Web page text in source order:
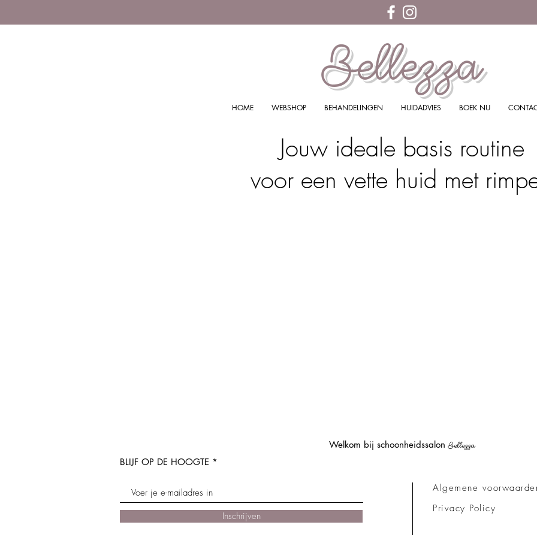
Bellezza
HOME WEBSHOP BEHANDELINGEN HUIDADVIES BOEK NU
Jouw ideale basis routine
voor een vette huid met
Welkom bij schoonheidssalonBellezza
BLIJF OP DE HOOGTE
Inschrijven
Algemene
Privacy Policy